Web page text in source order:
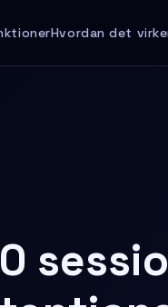
Hvordan det